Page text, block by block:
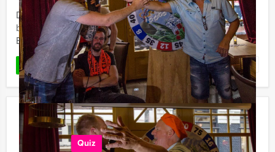
De Ik hou van Holland Lunch is een quiz, maar dan
beter. Bekend van tv, maar dus ook te spelen bij Mokum
Events in Amsterdam, inclusief fantastische lunch.
LEES MEER Favoriet
Varend Ik Hou van Holland Spel in
Amsterdam
Quiz